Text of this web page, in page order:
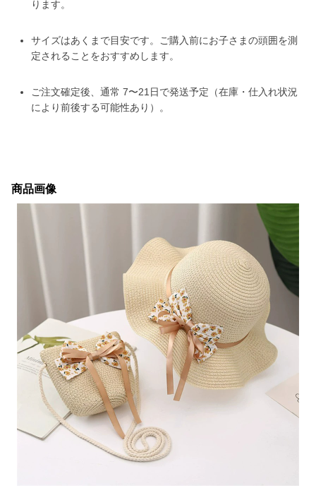
ります。
サイズはあくまで目安です。ご購入前にお子さまの頭囲を測
定されることをおすすめします。
ご注文確定後、通常 7〜21日で発送予定（在庫・仕入れ状況
により前後する可能性あり）。
商品画像